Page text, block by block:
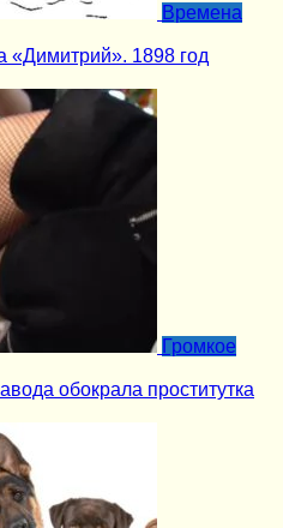
Времена
«Димитрий». 1898 год
Громкое
обокрала проститутка